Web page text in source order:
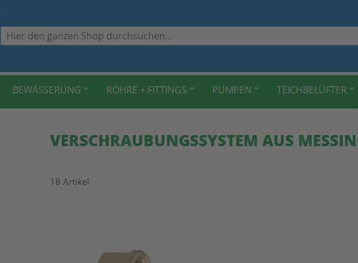
Suche
BEWÄSSERUNG ROHRE + FITTINGS PUMPEN TEICHBELÜFTER
VERSCHRAUBUNGSSYSTEM AUS
18 Artikel